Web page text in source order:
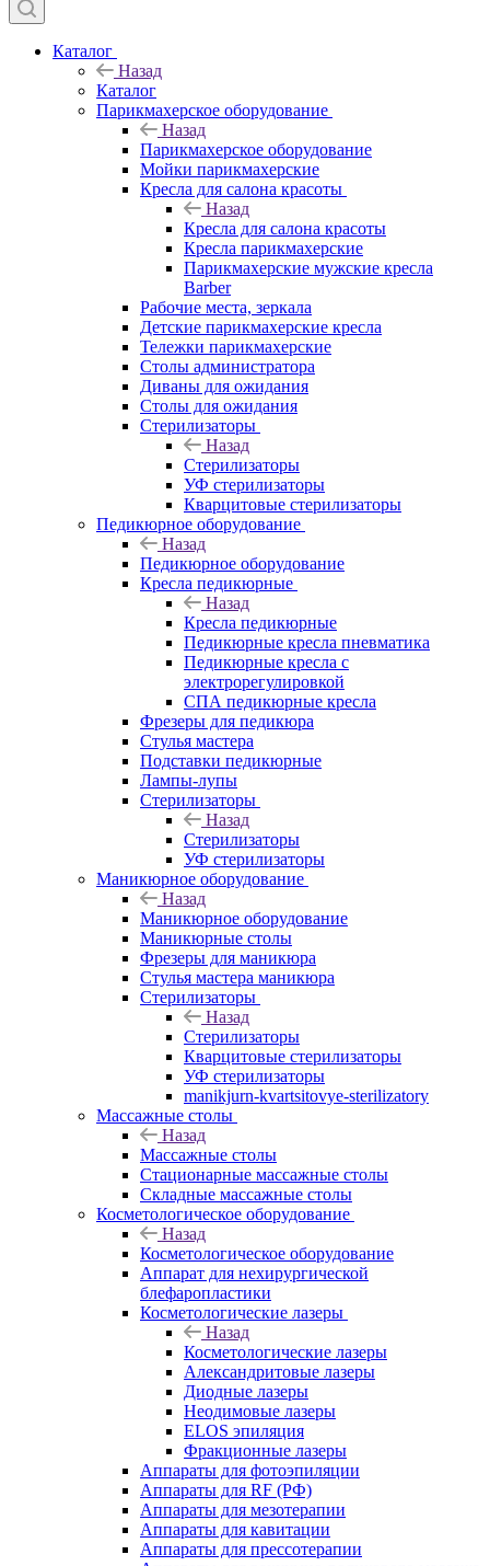
Каталог
Назад
Каталог
Парикмахерское оборудование
Назад
Парикмахерское оборудование
Мойки парикмахерские
Кресла для салона красоты
Назад
Кресла для салона красоты
Кресла парикмахерские
Парикмахерские мужские кресла
Barber
Рабочие места, зеркала
Детские парикмахерские кресла
Тележки парикмахерские
Столы администратора
Диваны для ожидания
Столы для ожидания
Стерилизаторы
Назад
Стерилизаторы
УФ стерилизаторы
Кварцитовые стерилизаторы
Педикюрное оборудование
Назад
Педикюрное оборудование
Кресла педикюрные
Назад
Кресла педикюрные
Педикюрные кресла пневматика
Педикюрные кресла с
электрорегулировкой
СПА педикюрные кресла
Фрезеры для педикюра
Стулья мастера
Подставки педикюрные
Лампы-лупы
Стерилизаторы
Назад
Стерилизаторы
УФ стерилизаторы
Маникюрное оборудование
Назад
Маникюрное оборудование
Маникюрные столы
Фрезеры для маникюра
Стулья мастера маникюра
Стерилизаторы
Назад
Стерилизаторы
Кварцитовые стерилизаторы
УФ стерилизаторы
manikjurn-kvartsitovye-sterilizatory
Массажные столы
Назад
Массажные столы
Стационарные массажные столы
Складные массажные столы
Косметологическое оборудование
Назад
Косметологическое оборудование
Аппарат для нехирургической
блефаропластики
Косметологические лазеры
Назад
Косметологические лазеры
Александритовые лазеры
Диодные лазеры
Неодимовые лазеры
ELOS эпиляция
Фракционные лазеры
Аппараты для фотоэпиляции
Аппараты для RF (РФ)
Аппараты для мезотерапии
Аппараты для кавитации
Аппараты для прессотерапии